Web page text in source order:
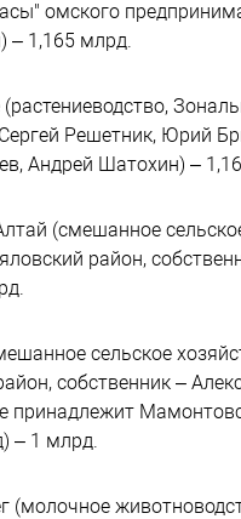
омского
– 1,165 млрд.
Решетник, Юрий
Андрей Шатохин) –
(смешанное
район,
сельское
собственник –
принадлежит
– 1 млрд.
(молочное